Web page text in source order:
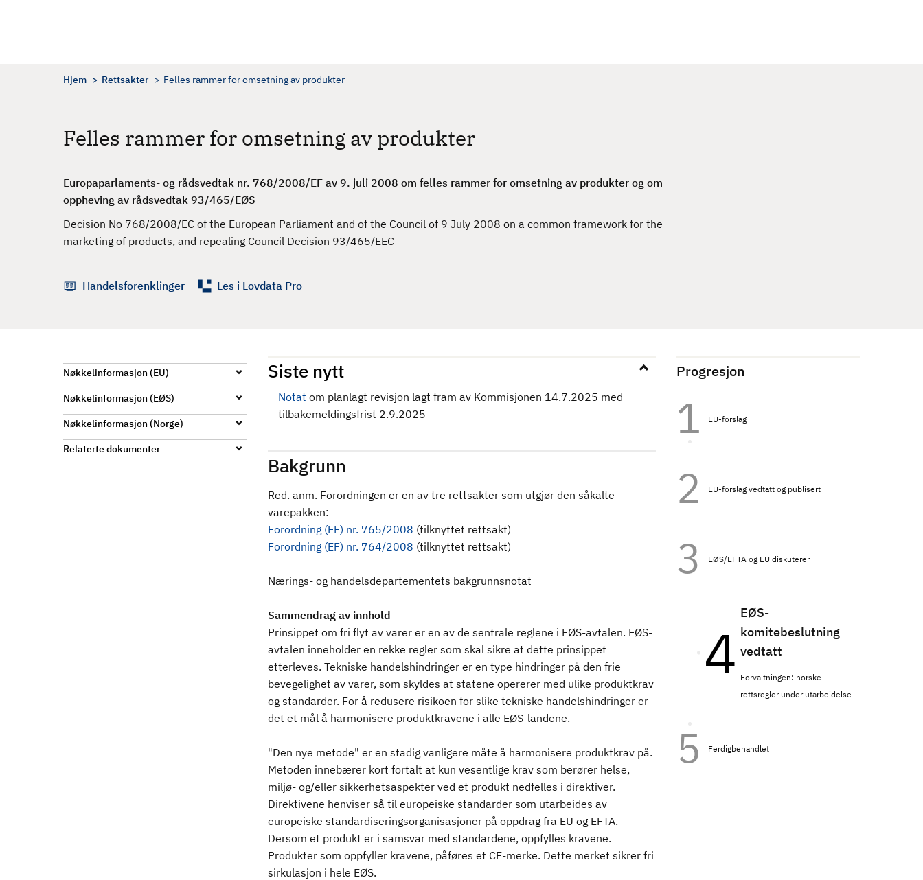
Hjem Rettsakter Felles rammer for omsetning av produkter
Felles rammer for omsetning av produkter
Europaparlaments- og rådsvedtak nr. 768/2008/EF av 9. juli 2008 om felles rammer for omsetning av produkter og om
oppheving av rådsvedtak 93/465/EØS
Decision No 768/2008/EC of the European Parliament and of the Council of 9 July 2008 on a common framework for the
marketing of products, and repealing Council Decision 93/465/EEC
Handelsforenklinger Les i Lovdata Pro
Nøkkelinformasjon (EU)
Nøkkelinformasjon (EØS)
Nøkkelinformasjon (Norge)
Relaterte dokumenter
Siste nytt
Notat om planlagt revisjon lagt fram av Kommisjonen 14.7.2025 med
tilbakemeldingsfrist 2.9.2025
Bakgrunn
Red. anm. Forordningen er en av tre rettsakter som utgjør den såkalte
varepakken:
Forordning (EF) nr. 765/2008 (tilknyttet rettsakt)
Forordning (EF) nr. 764/2008 (tilknyttet rettsakt)
Nærings- og handelsdepartementets bakgrunnsnotat
Sammendrag av innhold
Prinsippet om fri flyt av varer er en av de sentrale reglene i EØS-avtalen. EØS-
avtalen inneholder en rekke regler som skal sikre at dette prinsippet
etterleves. Tekniske handelshindringer er en type hindringer på den frie
bevegelighet av varer, som skyldes at statene opererer med ulike produktkrav
og standarder. For å redusere risikoen for slike tekniske handelshindringer er
det et mål å harmonisere produktkravene i alle EØS-landene.
"Den nye metode" er en stadig vanligere måte å harmonisere produktkrav på.
Metoden innebærer kort fortalt at kun vesentlige krav som berører helse,
miljø- og/eller sikkerhetsaspekter ved et produkt nedfelles i direktiver.
Direktivene henviser så til europeiske standarder som utarbeides av
europeiske standardiseringsorganisasjoner på oppdrag fra EU og EFTA.
Dersom et produkt er i samsvar med standardene, oppfylles kravene.
Produkter som oppfyller kravene, påføres et CE-merke. Dette merket sikrer fri
sirkulasjon i hele EØS.
Progresjon
EU-forslag
EU-forslag vedtatt og publisert
EØS/EFTA og EU diskuterer
EØS-
komitebeslutning
vedtatt
Forvaltningen: norske
rettsregler under utarbeidelse
Ferdigbehandlet